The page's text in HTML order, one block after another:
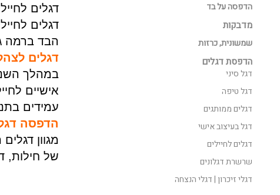
דגלים
דגלים
הבד ברמה
דגלים
במהלך
אישיים
עמידים
הדפסה
מגוון
של חילות,
הדפסה על בד
מדבקות
שמשונית, כרזות
הדפסת דגלים
דגל סיני
דגל טיפה
דגלים ממותגים
דגל בעיצוב אישי
דגלים לחיילים
שרשרת דגלונים
דגלי זיכרון | דגלי הנצחה